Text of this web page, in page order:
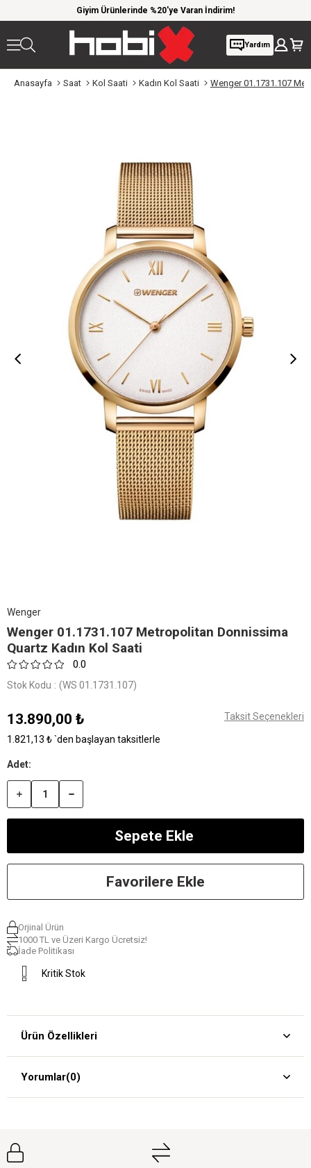
Giyim Ürünlerinde %20'ye Varan İndirim!
Yardım
Anasayfa Saat Kol Saati Kadın Kol Saati
Wenger
Wenger 01.1731.107 Metropolitan Donnissima
Quartz Kadın Kol Saati
0.0
Stok Kodu (WS 01.1731.107)
13.890,00 ₺ Taksit Seçenekleri
1.821,13 ₺`den başlayan taksitlerle
Favorilere Ekle
Orjinal Ürün
1000 TL ve Üzeri Kargo Ücretsiz!
İade Politikası
Kritik Stok
Ürün Özellikleri
Yorumlar(0)